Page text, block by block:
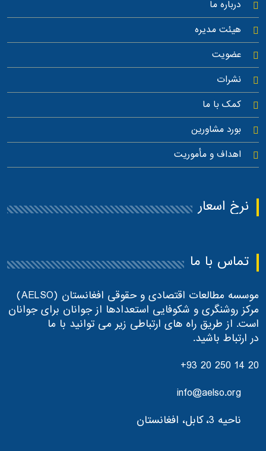
درباره ما
هیئت مدیره
عضویت
نشرات
کمک با ما
بورد مشاورین
اهداف و مأموریت
نرخ اسعار
تماس با ما
موسسه مطالعات اقتصادی و حقوقی افغانستان (AELSO)
مرکز روشنگری و شکوفایی استعدادها از جوانان برای جوانان
است. از طریق راه های ارتباطی زیر می توانید با ما
در ارتباط باشید.
+93 20 250 14 20
info@aelso.org
ناحیه 3، کابل، افغانستان